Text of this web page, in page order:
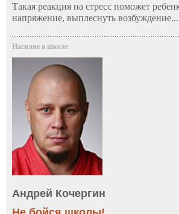
Такая реакция на стресс поможет
напряжение, выплеснуть возбуждение...
Насилие в школе
Андрей Кочергин